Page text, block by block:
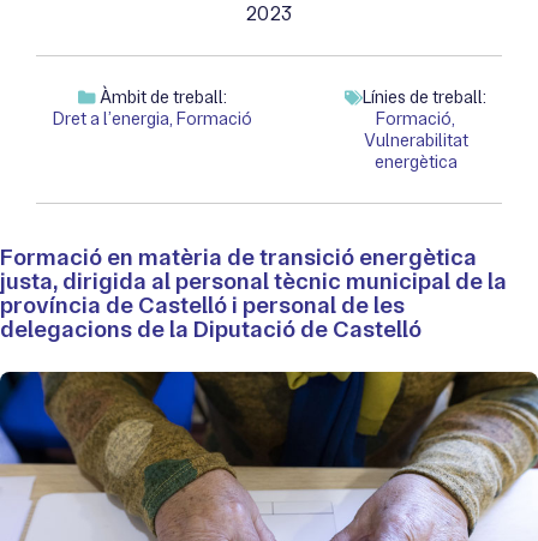
2023
Àmbit de treball:
Dret a l’energia, Formació
Línies de treball:
Formació,
Vulnerabilitat
energètica
Formació en matèria de transició energètica
justa, dirigida al personal tècnic municipal de la
província de Castelló i personal de les
delegacions de la Diputació de Castelló